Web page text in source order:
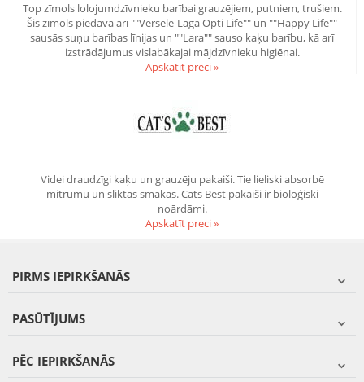
Top zīmols lolojumdzīvnieku barībai grauzējiem, putniem, trušiem.
Šis zīmols piedāvā arī ""Versele-Laga Opti Life"" un ""Happy Life""
sausās suņu barības līnijas un ""Lara"" sauso kaķu barību, kā arī
izstrādājumus vislabākajai mājdzīvnieku higiēnai.
Apskatīt preci »
Videi draudzīgi kaķu un grauzēju pakaiši. Tie lieliski absorbē
mitrumu un sliktas smakas. Cats Best pakaiši ir bioloģiski
noārdāmi.
Apskatīt preci »
PIRMS IEPIRKŠANĀS
PASŪTĪJUMS
PĒC IEPIRKŠANĀS